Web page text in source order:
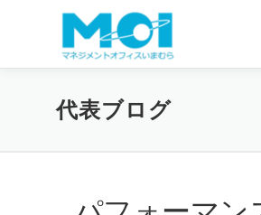
コンテンツへスキップ
代表ブログ